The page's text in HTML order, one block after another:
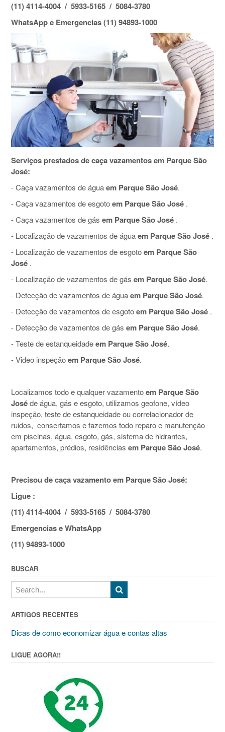
(11) 4114-4004 / 5933-5165 / 5084-3780
WhatsApp e Emergencias (11) 94893-1000
Serviços prestados de caça vazamentos em Parque São
José:
- Caça vazamentos de águaem Parque São José.
- Caça vazamentos de esgotoem Parque São José .
- Caça vazamentos de gás em Parque São José .
- Localização de vazamentos de águaem Parque São José .
- Localização de vazamentos de esgotoem Parque São
José .
- Localização de vazamentos de gás em Parque São José.
- Detecção de vazamentos de águaem Parque São José.
- Detecção de vazamentos de esgotoem Parque São José .
- Detecção de vazamentos de gás em Parque São José.
- Teste de estanqueidadeem Parque São José.
- Video inspeçãoem Parque São José.
Localizamos todo e qualquer vazamentoem Parque São
Joséde água, gás e esgoto, utilizamos geofone, vídeo
inspeção, teste de estanqueidade ou correlacionador de
ruidos, consertamos e fazemos todo reparo e manutenção
em piscinas, água, esgoto, gás, sistema de hidrantes,
apartamentos, prédios, residências em Parque São José.
Precisou de caça vazamento em Parque São José:
Ligue :
(11) 4114-4004 / 5933-5165 / 5084-3780
Emergencias e WhatsApp
(11) 94893-1000
BUSCAR
ARTIGOS RECENTES
Dicas de como economizar água e contas altas
LIGUE AGORA!!